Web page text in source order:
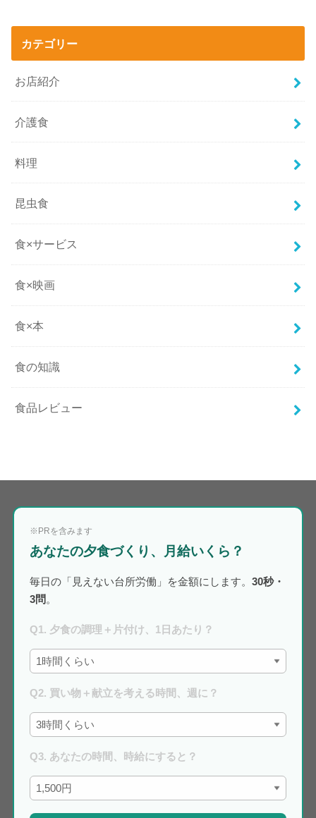
カテゴリー
お店紹介
介護食
料理
昆虫食
食×サービス
食×映画
食×本
食の知識
食品レビュー
※PRを含みます
あなたの夕食づくり、月給いくら？
毎日の「見えない台所労働」を金額にします。30秒・
3問 。
Q1. 夕食の調理＋片付け、1日あたり？
Q2. 買い物＋献立を考える時間、週に？
Q3. あなたの時間、時給にすると？